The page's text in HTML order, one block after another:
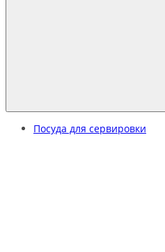
Посуда для сервировки